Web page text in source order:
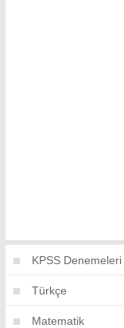
KPSS Denemeleri
Türkçe
Matematik